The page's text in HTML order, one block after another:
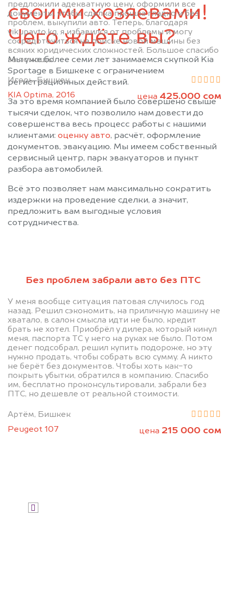
предложили адекватную цену, оформили все
документы, чтобы сделка прошла гладко и без
проблем, выкупили авто. Теперь, благодаря
vikupavto.kg, я избавился от проблемы и могу
сосредоточиться на поиске новой машины без
всяких юридических сложностей. Большое спасибо
за помощь!
Игорь, Бишкек
KIA Optima, 2016
цена 425.000 сом
Без проблем забрали авто без ПТС
У меня вообще ситуация патовая случилось год
назад. Решил сэкономить, на приличную машину не
хватало, в салон смысла идти не было, кредит
брать не хотел. Приобрёл у дилера, который кинул
меня, паспорта ТС у него на руках не было. Потом
денег подсобрал, решил купить подороже, но эту
нужно продать, чтобы собрать всю сумму. А никто
не берёт без документов. Чтобы хоть как-то
покрыть убытки, обратился в компанию. Спасибо
им, бесплатно проконсультировали, забрали без
ПТС, но дешевле от реальной стоимости.
Артём, Бишкек
Peugeot 107
цена 215 000 сом
своими хозяевами!
Чего ждёте вы?
Мы уже более семи лет занимаемся скупкой Kia
Sportage в Бишкеке с ограничением
регистрационных действий.
За это время компанией было совершено свыше
тысячи сделок, что позволило нам довести до
совершенства весь процесс работы с нашими
клиентами: оценку авто, расчёт, оформление
документов, эвакуацию. Мы имеем собственный
сервисный центр, парк эвакуаторов и пункт
разбора автомобилей.
Всё это позволяет нам максимально сократить
издержки на проведение сделки, а значит,
предложить вам выгодные условия
сотрудничества.
(505) 01-88-11
Мы проконсультируем вас и
рассчитаем стоимость вашего
автомобиля с ограничением
регистрационных действий.